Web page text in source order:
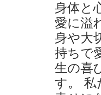
身体と
愛に溢
身や大
持ちで
生の喜
す。 私